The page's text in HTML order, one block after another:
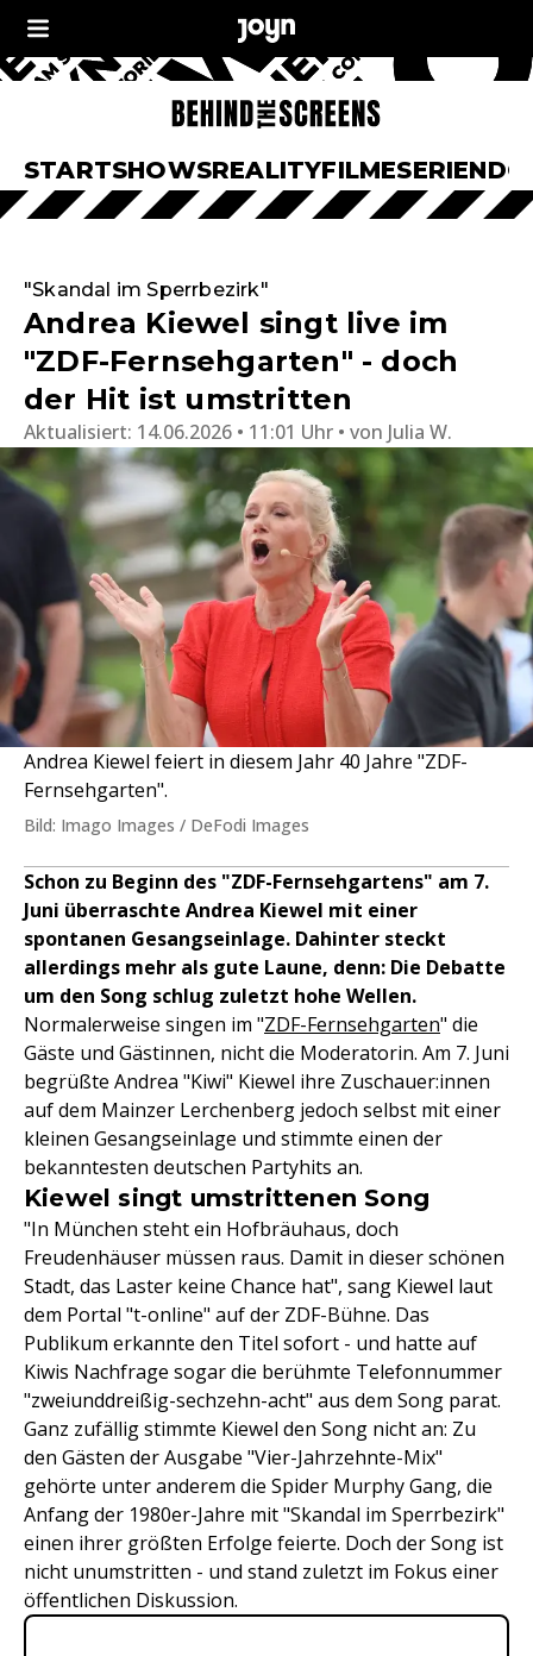
STARTSHOWSREALITYFILMESERIEN
"Skandal im Sperrbezirk"
Andrea Kiewel singt live im
"ZDF-Fernsehgarten" - doch
der Hit ist umstritten
Aktualisiert: 14.06.2026 • 11:01 Uhr von Julia W.
Andrea Kiewel feiert in diesem Jahr 40 Jahre "ZDF-
Fernsehgarten".
Bild: Imago Images / DeFodi Images
Schon zu Beginn des "ZDF-Fernsehgartens" am 7.
Juni überraschte Andrea Kiewel mit einer
spontanen Gesangseinlage. Dahinter steckt
allerdings mehr als gute Laune, denn: Die Debatte
um den Song schlug zuletzt hohe Wellen.
Normalerweise singen im "ZDF-Fernsehgarten" die
Gäste und Gästinnen, nicht die Moderatorin. Am 7. Juni
begrüßte Andrea "Kiwi" Kiewel ihre Zuschauer:innen
auf dem Mainzer Lerchenberg jedoch selbst mit einer
kleinen Gesangseinlage und stimmte einen der
bekanntesten deutschen Partyhits an.
Kiewel singt umstrittenen Song
"In München steht ein Hofbräuhaus, doch
Freudenhäuser müssen raus. Damit in dieser schönen
Stadt, das Laster keine Chance hat", sang Kiewel laut
dem Portal "t-online" auf der ZDF-Bühne. Das
Publikum erkannte den Titel sofort - und hatte auf
Kiwis Nachfrage sogar die berühmte Telefonnummer
"zweiunddreißig-sechzehn-acht" aus dem Song parat.
Ganz zufällig stimmte Kiewel den Song nicht an: Zu
den Gästen der Ausgabe "Vier-Jahrzehnte-Mix"
gehörte unter anderem die Spider Murphy Gang, die
Anfang der 1980er-Jahre mit "Skandal im Sperrbezirk"
einen ihrer größten Erfolge feierte. Doch der Song ist
nicht unumstritten - und stand zuletzt im Fokus einer
öffentlichen Diskussion.